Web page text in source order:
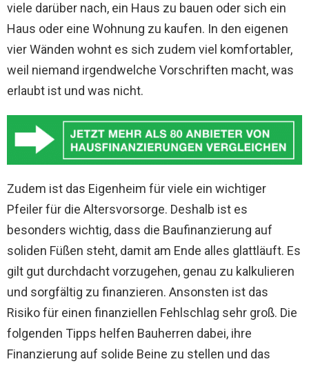
viele darüber nach, ein Haus zu bauen oder sich ein
Haus oder eine Wohnung zu kaufen. In den eigenen
vier Wänden wohnt es sich zudem viel komfortabler,
weil niemand irgendwelche Vorschriften macht, was
erlaubt ist und was nicht.
Zudem ist das Eigenheim für viele ein wichtiger
Pfeiler für die Altersvorsorge. Deshalb ist es
besonders wichtig, dass die Baufinanzierung auf
soliden Füßen steht, damit am Ende alles glattläuft. Es
gilt gut durchdacht vorzugehen, genau zu kalkulieren
und sorgfältig zu finanzieren. Ansonsten ist das
Risiko für einen finanziellen Fehlschlag sehr groß. Die
folgenden Tipps helfen Bauherren dabei, ihre
Finanzierung auf solide Beine zu stellen und das